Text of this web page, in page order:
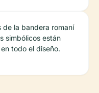
de la bandera romaní
simbólicos están
todo el diseño.